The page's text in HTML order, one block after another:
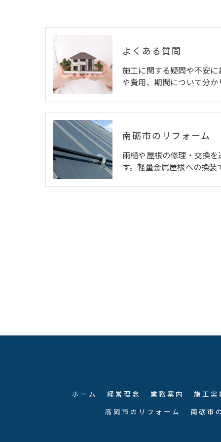
よくある質問
施工に関する疑問や不安
や費用、期間について分
南砺市のリフォーム
雨樋や屋根の修理・交換
す。軽量金属屋根への換
ホーム 経営理念 業務案内 施工実
高岡市のリフォーム
南砺市